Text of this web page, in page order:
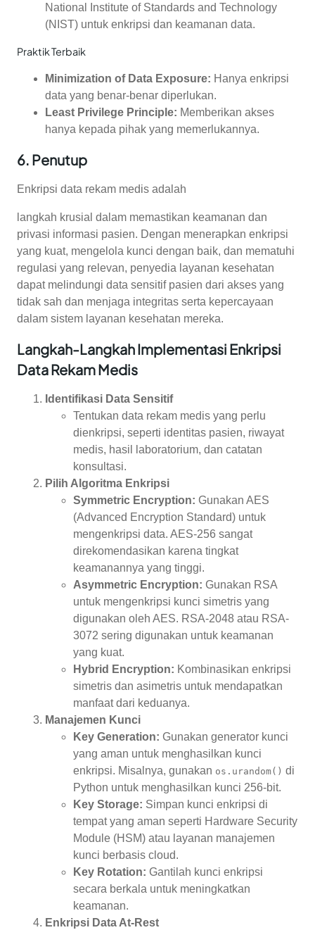
National Institute of Standards and Technology
(NIST) untuk enkripsi dan keamanan data.
Praktik Terbaik
Minimization of Data Exposure: Hanya enkripsi
data yang benar-benar diperlukan.
Least Privilege Principle: Memberikan akses
hanya kepada pihak yang memerlukannya.
6. Penutup
Enkripsi data rekam medis adalah
langkah krusial dalam memastikan keamanan dan
privasi informasi pasien. Dengan menerapkan enkripsi
yang kuat, mengelola kunci dengan baik, dan mematuhi
regulasi yang relevan, penyedia layanan kesehatan
dapat melindungi data sensitif pasien dari akses yang
tidak sah dan menjaga integritas serta kepercayaan
dalam sistem layanan kesehatan mereka.
Langkah-Langkah Implementasi Enkripsi
Data Rekam Medis
Identifikasi Data Sensitif
Tentukan data rekam medis yang perlu
dienkripsi, seperti identitas pasien, riwayat
medis, hasil laboratorium, dan catatan
konsultasi.
Pilih Algoritma Enkripsi
Symmetric Encryption: Gunakan AES
(Advanced Encryption Standard) untuk
mengenkripsi data. AES-256 sangat
direkomendasikan karena tingkat
keamanannya yang tinggi.
Asymmetric Encryption: Gunakan RSA
untuk mengenkripsi kunci simetris yang
digunakan oleh AES. RSA-2048 atau RSA-
3072 sering digunakan untuk keamanan
yang kuat.
Hybrid Encryption: Kombinasikan enkripsi
simetris dan asimetris untuk mendapatkan
manfaat dari keduanya.
Manajemen Kunci
Key Generation: Gunakan generator kunci
yang aman untuk menghasilkan kunci
enkripsi. Misalnya, gunakan os.urandom() di
Python untuk menghasilkan kunci 256-bit.
Key Storage: Simpan kunci enkripsi di
tempat yang aman seperti Hardware Security
Module (HSM) atau layanan manajemen
kunci berbasis cloud.
Key Rotation: Gantilah kunci enkripsi
secara berkala untuk meningkatkan
keamanan.
Enkripsi Data At-Rest